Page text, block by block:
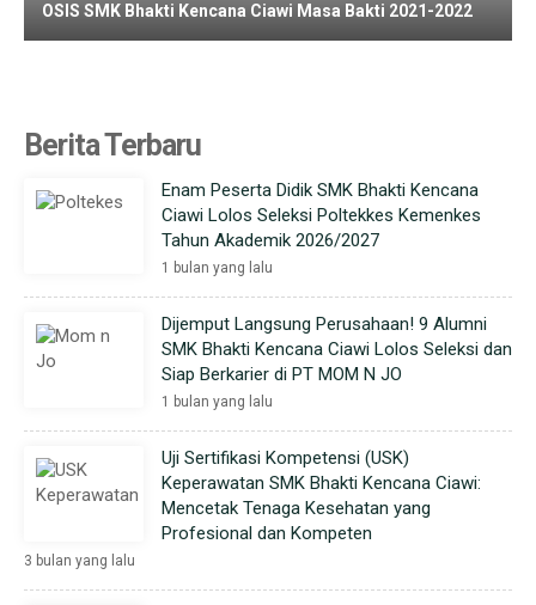
OSIS SMK Bhakti Kencana Ciawi Masa Bakti 2021-2022
Berita Terbaru
Enam Peserta Didik SMK Bhakti Kencana
Ciawi Lolos Seleksi Poltekkes Kemenkes
Tahun Akademik 2026/2027
1 bulan yang lalu
Dijemput Langsung Perusahaan! 9 Alumni
SMK Bhakti Kencana Ciawi Lolos Seleksi dan
Siap Berkarier di PT MOM N JO
1 bulan yang lalu
Uji Sertifikasi Kompetensi (USK)
Keperawatan SMK Bhakti Kencana Ciawi:
Mencetak Tenaga Kesehatan yang
Profesional dan Kompeten
3 bulan yang lalu